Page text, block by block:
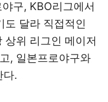
구, KBO리그에서
도 달라 직접적인
상위 리그인 메이저
, 일본프로야구와
다.